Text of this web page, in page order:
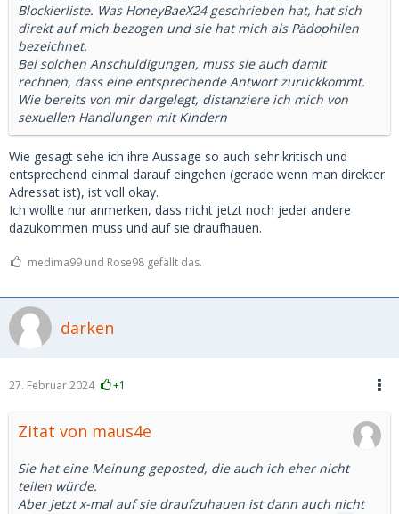
Blockierliste. Was HoneyBaeX24 geschrieben hat, hat sich
direkt auf mich bezogen und sie hat mich als Pädophilen
bezeichnet.
Bei solchen Anschuldigungen, muss sie auch damit
rechnen, dass eine entsprechende Antwort zurückkommt.
Wie bereits von mir dargelegt, distanziere ich mich von
sexuellen Handlungen mit Kindern
Wie gesagt sehe ich ihre Aussage so auch sehr kritisch und
entsprechend einmal darauf eingehen (gerade wenn man direkter
Adressat ist), ist voll okay.
Ich wollte nur anmerken, dass nicht jetzt noch jeder andere
dazukommen muss und auf sie draufhauen.
medima99 und Rose98 gefällt das.
darken
27. Februar 2024 +1
Zitat von maus4e
Sie hat eine Meinung geposted, die auch ich eher nicht
teilen würde.
Aber jetzt x-mal auf sie draufzuhauen ist dann auch nicht